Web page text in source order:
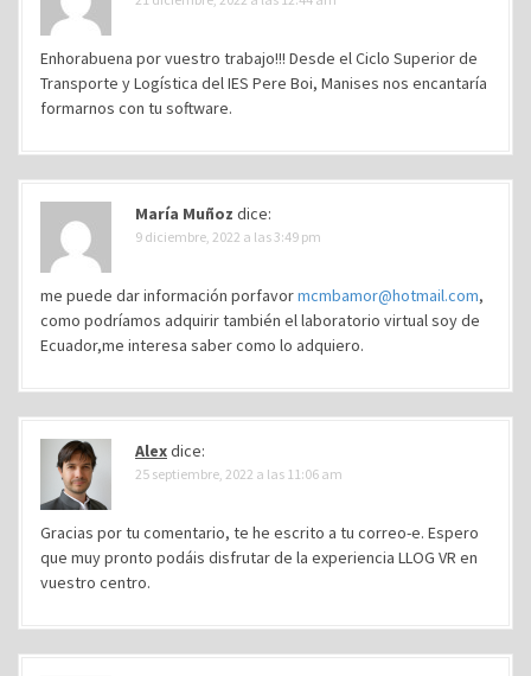
Enhorabuena por vuestro trabajo!!! Desde el Ciclo Superior de
Transporte y Logística del IES Pere Boi, Manises nos encantaría
formarnos con tu software.
María Muñoz dice:
9 diciembre, 2022 a las 3:49 pm
me puede dar información porfavormcmbamor@hotmail.com,
como podríamos adquirir también el laboratorio virtual soy de
Ecuador,me interesa saber como lo adquiero.
Alexdice:
25 septiembre, 2022 a las 11:06 am
Gracias por tu comentario, te he escrito a tu correo-e. Espero
que muy pronto podáis disfrutar de la experiencia LLOG VR en
vuestro centro.